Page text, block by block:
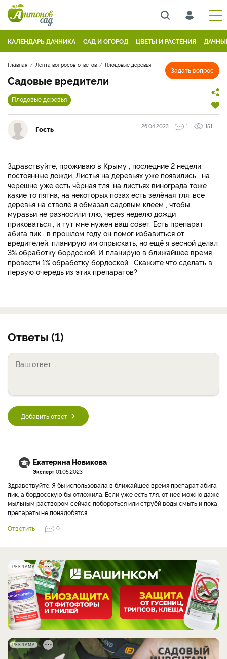
КАЛЕНДАРЬ ДАЧНИКА САД И ОГОРОД ЦВЕТЫ И РАСТЕНИЯ
Задать вопрос
Главная Лента вопросов-ответов Плодовые деревья
Садовые вредители
Плодовые деревья
Гость 26.04.2023 1 151
Здравствуйте, проживаю в Крыму , последние 2 недели,
постоянные дожди. Листья на деревьях уже появились , на
черешне уже есть чёрная тля, на листьях винограда тоже
какие то пятна, на некоторых позах есть зелёная тля, все
деревья на стволе я обмазал садовым клеем , чтобы
муравьи не разносили тлю, через неделю дожди
приковаться , и тут мне нужен ваш совет. Есть препарат
абига пик , в прошлом году он помог избавиться от
вредителей, планирую им опрыскать, но ещё я весной делал
3% обработку бордоской. И планирую в ближайшее время
провести 1% обработку бордоской . Скажите что сделать в
первую очередь из этих препаратов?
Ответы (1)
Добавить ответ
Екатерина Новикова
Эксперт 01.05.2023
Здравствуйте. Я бы использовала в ближайшее время препарат абига
пик, а бордосскую бы отложила. Если уже есть тля, от нее можно даже
мыльным раствором сейчас побороться или струёй воды смыть и пока
препараты не понадобятся
Ответить
0
РЕКЛАМА
РЕКЛАМА